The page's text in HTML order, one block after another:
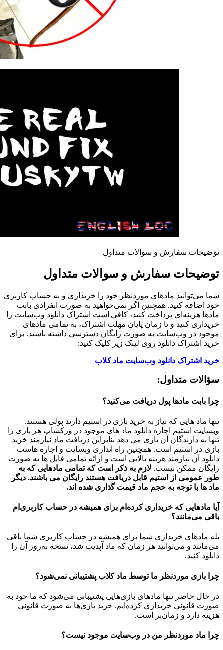
توضیحات سفارش و سوالات متداول
توضیحات سفارش و سوالات متداول
شما می‌توانید مادهای موردنظر خود را خریداری و به حساب کاربری
خود اضافه کنید. همچنین اگر نمی‌خواهید به صورت انفرادی بابت
مادها هزینه‌ای پرداخت کنید، کافی است اشتراک دانلود وب‌سایت را
خریداری کنید و تا زمان پایان مهلت اشتراک، به تمامی مادهای
موجود در وب‌سایت به صورت رایگان دسترسی داشته باشید. برای
خرید اشتراک دانلود روی لینک زیر کلیک کنید:
خرید اشتراک دانلود وب‌سایت ماد کلاب
سؤالات متداول:
چرا بابت مادها پول دریافت می‌کنید؟
تنها ماد هایی که نیاز به خرید بازی در استیم دارند پولی هستند.
وبسایت استیم اجازه دانلود ماد های موجود در ورکشاپ هر بازی را
تنها به دارندگان آن بازی می دهد بنابراین دریافت ماد نیازمند خرید
بازی در استیم است. همچنین راه اندازی وبسایت و اجاره هاست
دانلود آن نیازمند هزینه بالایی است و ارائه تمامی فایل ها به صورت
رایگان ممکن نیست. لازم به ذکر است که تمامی مادهایی که به
طور عمومی از استیم قابل دریافت هستند رایگان می باشند. دیگر
ماد ها با توجه به حجم ماد قیمت گذاری شده اند.
آیا مادهایی که خریداری کرده‌ام برای همیشه در حساب‌ کاربری‌ام
باقی می‌مانند؟
بله مادهای خریداری شما برای همیشه در حساب کاربری شما باقی
می‌مانند و می‌توانید هر زمان که ماد آپدیت شد، نسخه به‌روز آن را
دانلود کنید.
چرا بازی موردنظر ما توسط ماد کلاب پشتیبانی نمی‌شود؟
در حال حاضر تنها مادهای بازی‌هایی پشتیبانی می‌شود که ما خود به
صورت قانونی خریداری کرده‌ایم. خرید بازی‌ها به صورت قانونی
هزینه دارد و زمان‌بر است.
چرا ماد موردنظر من در وب‌سایت موجود نیست؟